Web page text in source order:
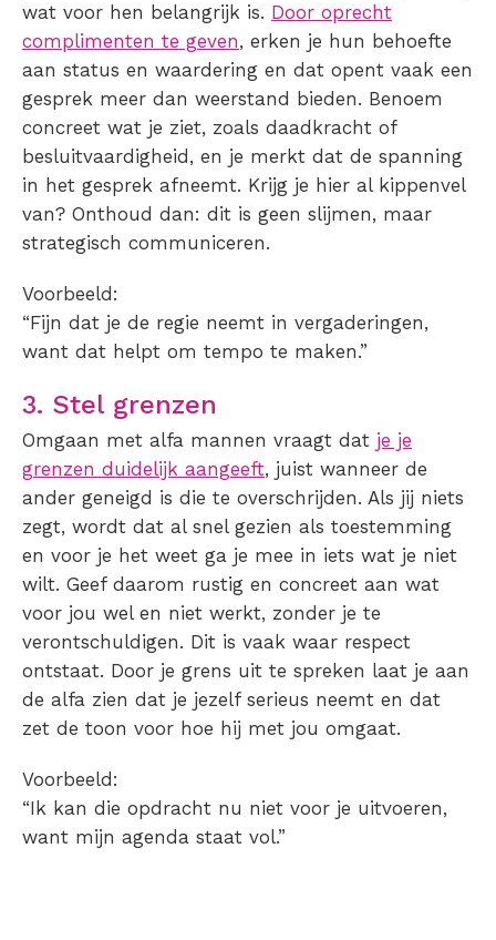
wat voor hen belangrijk is. Door oprecht
complimenten te geven, erken je hun behoefte
aan status en waardering en dat opent vaak een
gesprek meer dan weerstand bieden. Benoem
concreet wat je ziet, zoals daadkracht of
besluitvaardigheid, en je merkt dat de spanning
in het gesprek afneemt. Krijg je hier al kippenvel
van? Onthoud dan: dit is geen slijmen, maar
strategisch communiceren.
Voorbeeld:
“Fijn dat je de regie neemt in vergaderingen,
want dat helpt om tempo te maken.”
3. Stel grenzen
Omgaan met alfa mannen vraagt dat je je
grenzen duidelijk aangeeft, juist wanneer de
ander geneigd is die te overschrijden. Als jij niets
zegt, wordt dat al snel gezien als toestemming
en voor je het weet ga je mee in iets wat je niet
wilt. Geef daarom rustig en concreet aan wat
voor jou wel en niet werkt, zonder je te
verontschuldigen. Dit is vaak waar respect
ontstaat. Door je grens uit te spreken laat je aan
de alfa zien dat je jezelf serieus neemt en dat
zet de toon voor hoe hij met jou omgaat.
Voorbeeld:
“Ik kan die opdracht nu niet voor je uitvoeren,
want mijn agenda staat vol.”